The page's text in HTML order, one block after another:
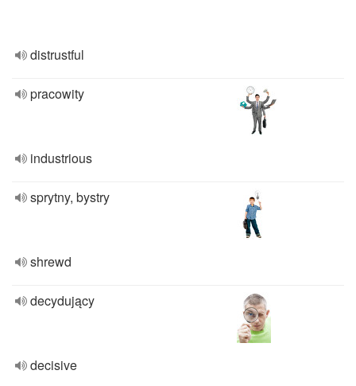
distrustful
pracowity
industrious
sprytny, bystry
shrewd
decydujący
decisive